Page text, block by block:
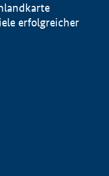
erfolgreicher